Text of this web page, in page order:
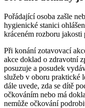
Pořádající osoba zašle
hygienické stanici
kráceném rozboru jakosti
Při konání zotavovací
akce doklad o zdravotní
posuzuje a posudek
služeb v oboru praktické
dále uvede, zda se dítě
očkováním nebo má
nemůže očkování